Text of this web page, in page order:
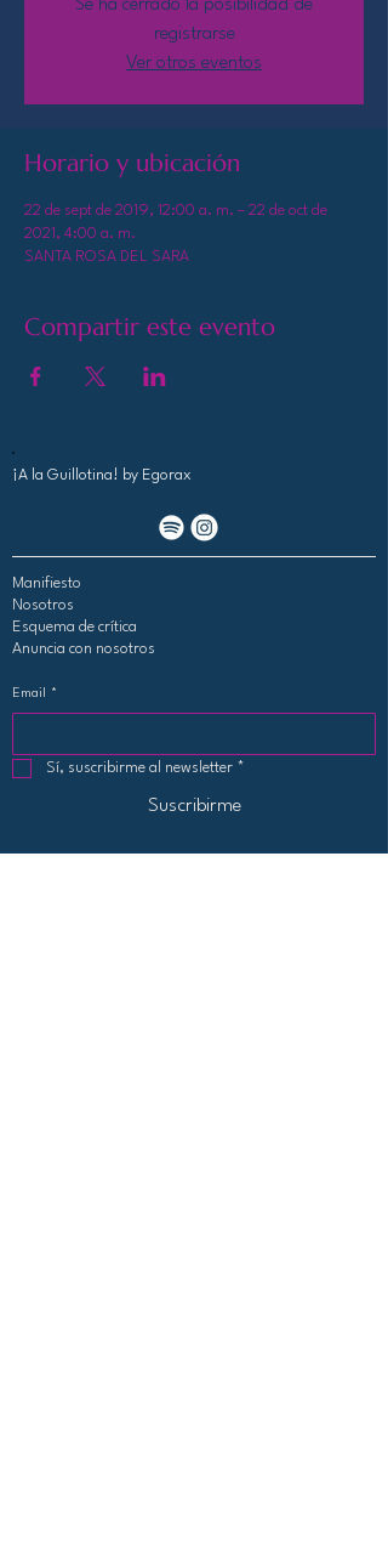
Se ha cerrado la posibilidad de
registrarse
Ver otros eventos
Horario y ubicación
22 de sept de 2019, 12:00 a. m. – 22 de oct de
2021, 4:00 a. m.
SANTA ROSA DEL SARA
Compartir este evento
¡A la Guillotina! by Egorax
Manifiesto
Nosotros
Esquema de crítica
Anuncia con nosotros
Email *
Sí, suscribirme al newsletter *
Suscribirme